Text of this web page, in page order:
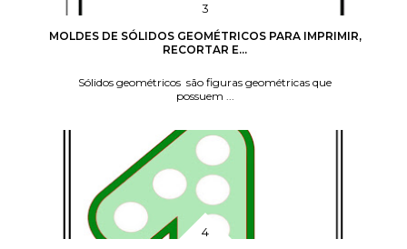
MOLDES DE SÓLIDOS GEOMÉTRICOS PARA IMPRIMIR,
RECORTAR E...
Sólidos geométricos são figuras geométricas que
possuem ...